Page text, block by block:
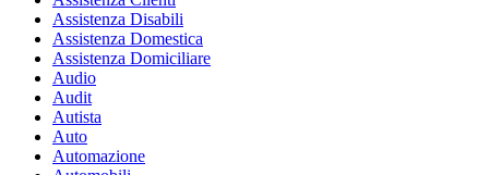
Assistenza Disabili
Assistenza Domestica
Assistenza Domiciliare
Audio
Audit
Autista
Auto
Automazione